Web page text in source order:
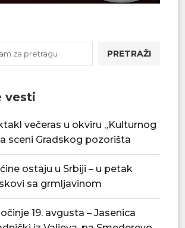
PRETRAŽI
vesti
večeras u okviru „Kulturnog
sceni Gradskog pozorišta
ostaju u Srbiji – u petak
sa grmljavinom
19. avgusta – Jasenica